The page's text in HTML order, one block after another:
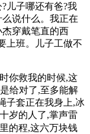
子哪还有爸?我
说什么。我正在
穿戴笔直的西
上班。儿子工做不
你救我的时候,这
给对了,至多能解
子套正在我身上,冰
岁的人了,掌声雷
的程,这六万块钱